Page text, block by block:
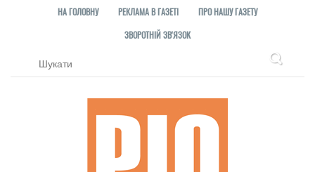
НА ГОЛОВНУ РЕКЛАМА В ГАЗЕТІ
ПРО НАШУ ГАЗЕТУ
ЗВОРОТНІЙ ЗВ'ЯЗОК